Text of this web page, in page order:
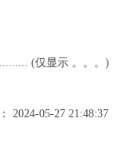
(仅显示 。。。)
2024-05-27 21:48:37